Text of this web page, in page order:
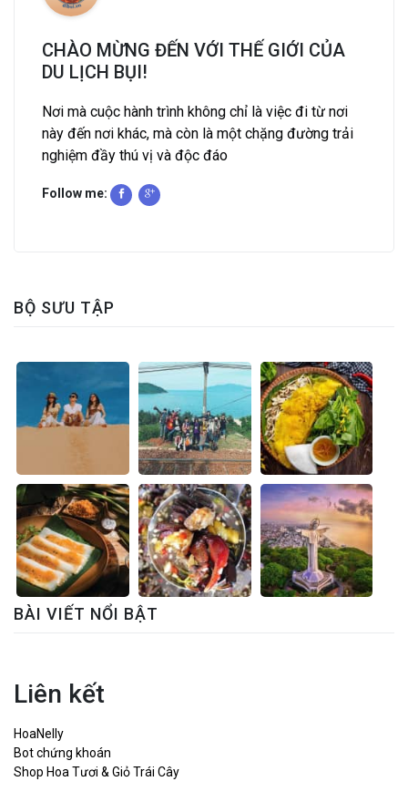
CHÀO MỪNG ĐẾN VỚI THẾ GIỚI CỦA
DU LỊCH BỤI!
Nơi mà cuộc hành trình không chỉ là việc đi từ nơi
này đến nơi khác, mà còn là một chặng đường trải
nghiệm đầy thú vị và độc đáo
Follow me:
BỘ SƯU TẬP
BÀI VIẾT NỔI BẬT
Liên kết
HoaNelly
Bot chứng khoán
Shop Hoa Tươi & Giỏ Trái Cây